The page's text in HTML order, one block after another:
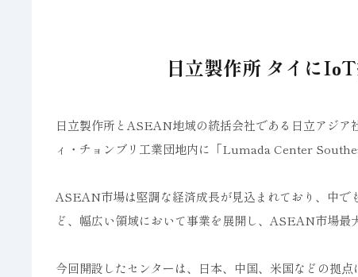
日立製作所 タイに
日立製作所とASEAN地域の統括会社である日立アジ
ィ・チョンブリ工業団地内に「Lumada Center
ASEAN市場は堅調な経済成長が見込まれており、中
ど、幅広い領域において事業を展開し、ASEAN市場最
今回開設したセンターは、日本、中国、米国などの拠